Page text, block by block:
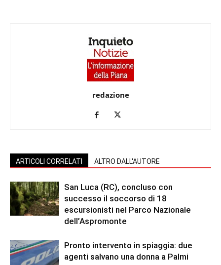
redazione
ARTICOLI CORRELATI ALTRO DALL'AUTORE
San Luca (RC), concluso con
successo il soccorso di 18
escursionisti nel Parco Nazionale
dell’Aspromonte
Pronto intervento in spiaggia: due
agenti salvano una donna a Palmi